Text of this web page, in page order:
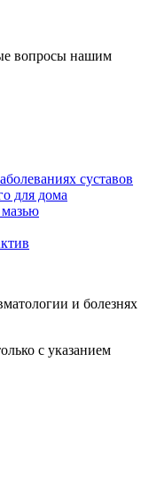
вопросы нашим
суставов
для дома
и болезнях
с указанием